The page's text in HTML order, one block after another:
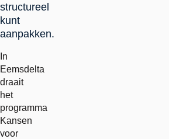
structureel
kunt
aanpakken.
In
Eemsdelta
draait
het
programma
Kansen
voor